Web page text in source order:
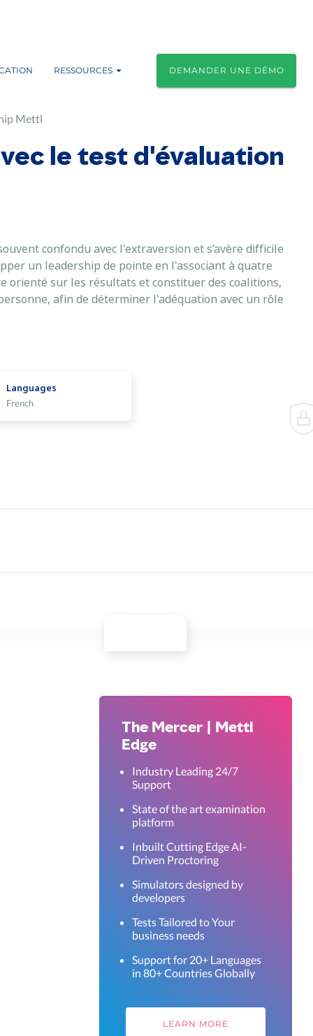
RESSOURCES DEMANDER UNE DÉMO
Mettl
le test d'évaluation
confondu avec l'extraversion et s’avère difficile
un leadership de pointe en l'associant à quatre
orienté sur les résultats et constituer des coalitions,
afin de déterminer l'adéquation avec un rôle
Languages
French
The Mercer | Mettl
Edge
Industry Leading 24/7
Support
State of the art examination
platform
Inbuilt Cutting Edge AI-
Driven Proctoring
Simulators designed by
developers
Tests Tailored to Your
business needs
Support for 20+ Languages
in 80+ Countries Globally
LEARN MORE